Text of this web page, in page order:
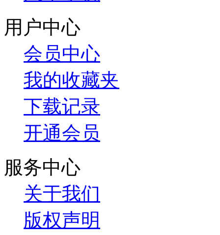
用户中心
会员中心
我的收藏夹
下载记录
开通会员
服务中心
关于我们
版权声明